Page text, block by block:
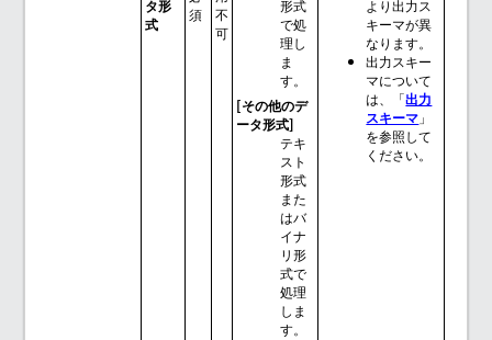
タ形
式
須
不
可
形式
で処
理し
ま
す。
[その他のデ
ータ形式]
テキ
スト
形式
また
はバ
イナ
リ形
式で
処理
しま
す。
より出力ス
キーマが異
なります。
出力スキー
マについて
は、「出力
スキーマ 」
を参照して
ください。